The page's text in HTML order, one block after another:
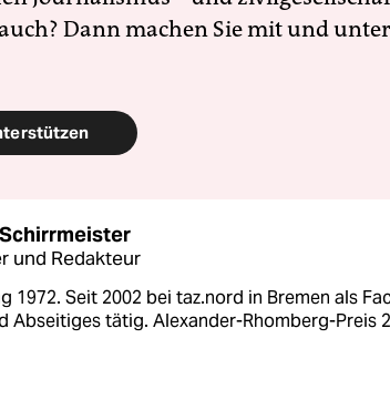
Dann machen Sie mit und
und Redakteur
1972. Seit 2002 bei taz.nord in Bremen als
Abseitiges tätig. Alexander-Rhomberg-Preis